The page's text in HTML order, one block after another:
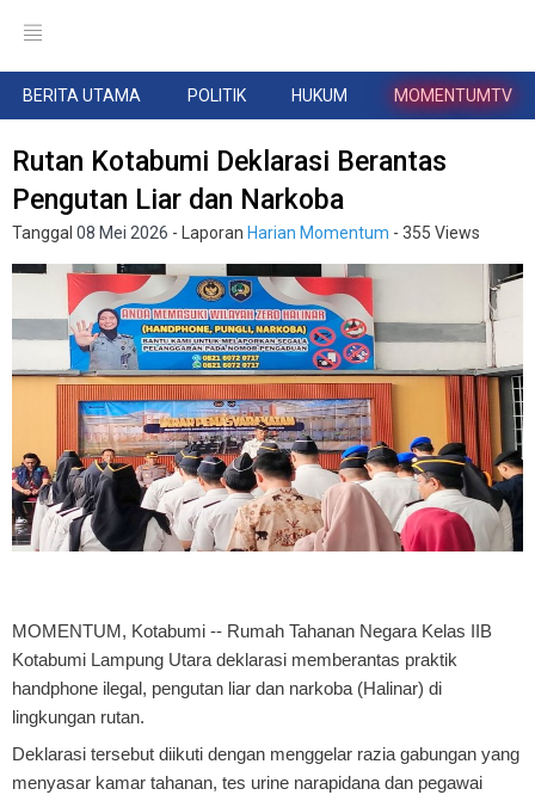
BERITA UTAMA POLITIK HUKUM MOMENTUMTV
Rutan Kotabumi Deklarasi Berantas
Pengutan Liar dan Narkoba
Tanggal 08 Mei 2026 - Laporan Harian Momentum - 355 Views
MOMENTUM, Kotabumi -- Rumah Tahanan Negara Kelas IIB
Kotabumi Lampung Utara deklarasi memberantas praktik
handphone ilegal, pengutan liar dan narkoba (Halinar) di
lingkungan rutan.
Deklarasi tersebut diikuti dengan menggelar razia gabungan yang
menyasar kamar tahanan, tes urine narapidana dan pegawai